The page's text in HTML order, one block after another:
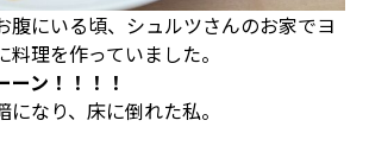
腹にいる頃、シュルツさんのお家でヨ
理を作っていました。
ン！！！！
なり、床に倒れた私。